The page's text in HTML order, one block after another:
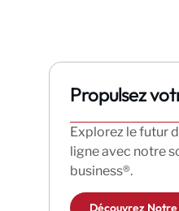
Propulsez
Explorez le futur
ligne avec notre
business®.
Découvrez